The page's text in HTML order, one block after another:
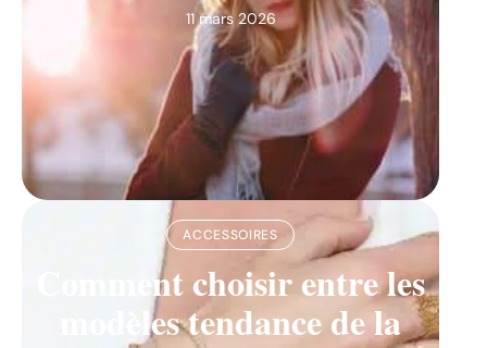
11 mars 2026
ACCESSOIRES
Comment choisir entre les
modèles tendance de la